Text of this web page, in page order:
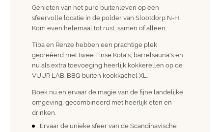
Genieten van het pure buitenleven op een
sfeervolle locatie in de polder van Slootdorp N-H.
Kom even helemaal tot rust, samen of alleen.
Tiba en Renze hebben een prachtige plek
gecreëerd met twee Finse Kota's, barrelsauna's en
nu als extra toevoeging heerlijk kokkerellen op de
VUUR LAB. BBQ buiten kookkachel XL.
Boek nu en ervaar de magie van de fijne landelijke
omgeving, gecombineerd met heerlijk eten en
drinken.
Ervaar de unieke sfeer van de Scandinavische